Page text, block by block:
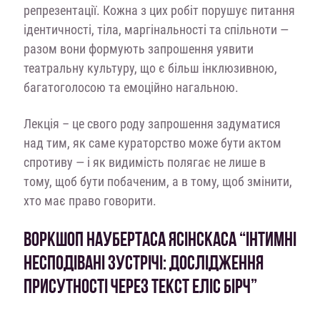
репрезентації. Кожна з цих робіт порушує питання
ідентичності, тіла, маргінальності та спільноти —
разом вони формують запрошення уявити
театральну культуру, що є більш інклюзивною,
багатоголосою та емоційно нагальною.
Лекція – це свого роду запрошення задуматися
над тим, як саме кураторство може бути актом
спротиву — і як видимість полягає не лише в
тому, щоб бути побаченим, а в тому, щоб змінити,
хто має право говорити.
ВОРКШОП НАУБЕРТАСА ЯСІНСКАСА “ІНТИМНІ
НЕСПОДІВАНІ ЗУСТРІЧІ: ДОСЛІДЖЕННЯ
ПРИСУТНОСТІ ЧЕРЕЗ ТЕКСТ ЕЛІС БІРЧ”